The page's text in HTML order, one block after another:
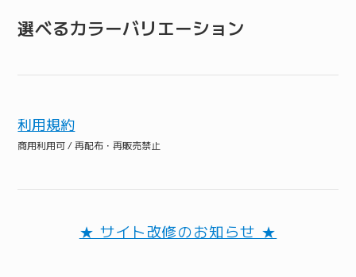
選べるカラーバリエーション
利用規約
商用利用可 / 再配布・再販売禁止
★ サイト改修のお知らせ ★